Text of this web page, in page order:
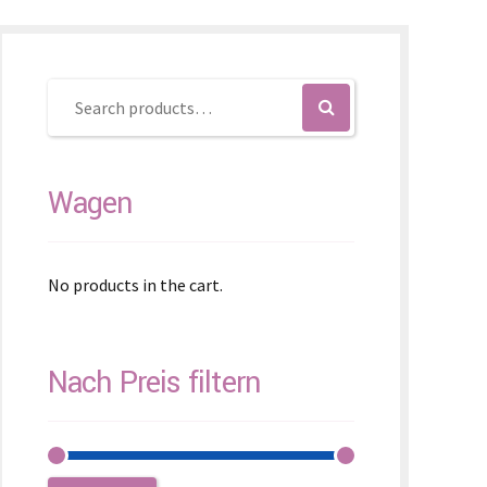
Wagen
No products in the cart.
Nach Preis filtern